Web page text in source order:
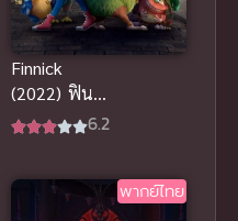
Finnick
(2022) ฟินนิค
ภูตน้อยจอม
ซับไทยฟรี
6.2
พากย์ไทย